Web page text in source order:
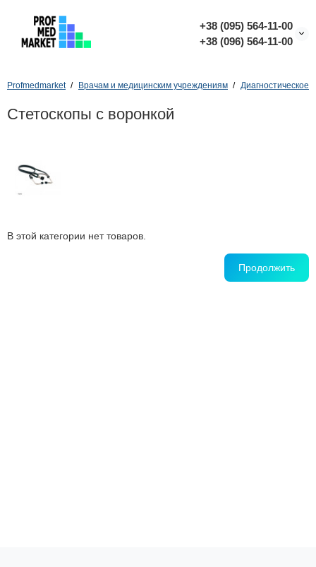
+38 (095) 564-11-00
+38 (096) 564-11-00
Profmedmarket Врачам и медицинским учреждениям Диагностическое
Стетоскопы с воронкой
В этой категории нет товаров.
Продолжить